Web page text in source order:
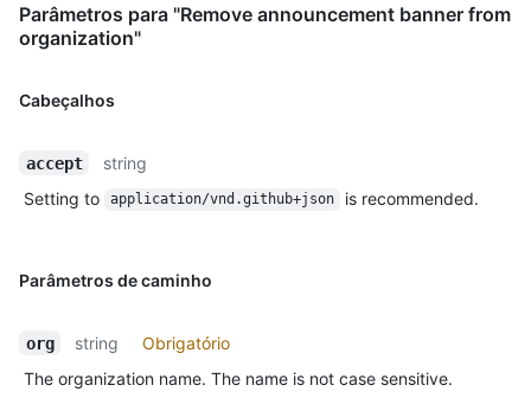
Parâmetros para "Remove announcement banner from
organization"
Cabeçalhos
accept
string
Setting to
application/vnd.github+json is recommended.
Parâmetros de caminho
org string
Obrigatório
The organization name. The name is not case sensitive.